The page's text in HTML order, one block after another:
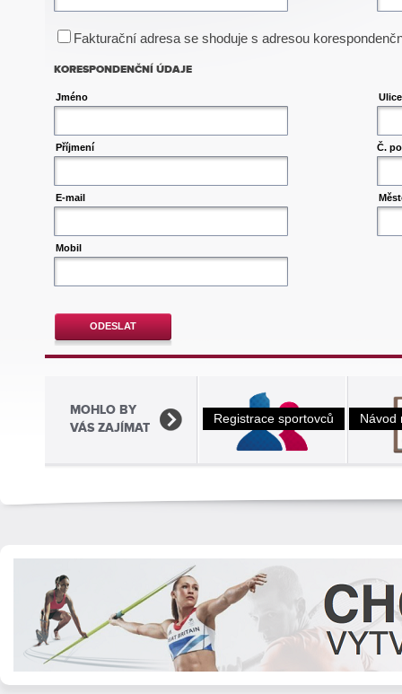
Fakturační adresa se shoduje s adresou
KORESPONDENČNÍ ÚDAJE
Jméno Ulice
Příjmení Č.
E-mail
Mobil
ODESLAT
MOHLO BY
VÁS ZAJÍMAT
Registrace sportovců Návod